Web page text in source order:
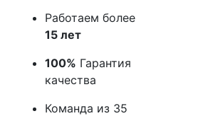
Работаем более
15 лет
100% Гарантия
качества
Команда из 35